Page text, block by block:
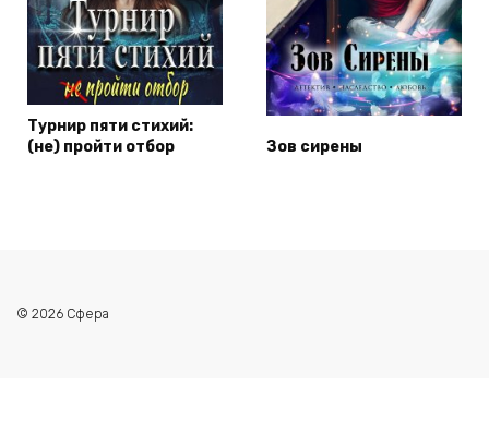
Турнир пяти стихий:
(не) пройти отбор
Зов сирены
© 2026 Сфера